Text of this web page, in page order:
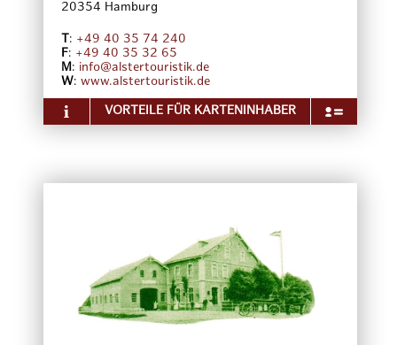
20354 Hamburg
: +49 40 35 74 240
F: +49 40 35 32 65
M : info@alstertouristik.de
W: www.alstertouristik.de
VORTEILE FÜR KARTENINHABER
schönsten Seite kennen. Dank der beeindruckenden
und Hansestadt Hamburg auch im Detail zu
entdecken. Wer Hamburg einmal von einem
Alsterdampfer aus erlebt hat, weiß, dass das „Tor
zur Welt“ nicht nur die Stadt mit den meisten
Brücken, sondern auch eine der grünsten
Metropolen Europas ist.
Vor mehr als 155 Jahren hat der